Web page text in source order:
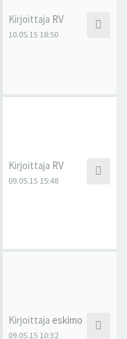
Kirjoittaja RV
10.05.15 18:50
Kirjoittaja RV
09.05.15 15:48
Kirjoittaja eskimo
09.05.15 10:32